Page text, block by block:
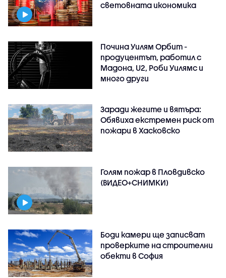
световната икономика
Почина Уилям Орбит -
продуцентът, работил с
Мадона, U2, Роби Уилямс и
много други
Заради жегите и вятъра:
Обявиха екстремен риск от
пожари в Хасковско
Голям пожар в Пловдивско
(ВИДЕО+СНИМКИ)
Боди камери ще записват
проверките на строителни
обекти в София